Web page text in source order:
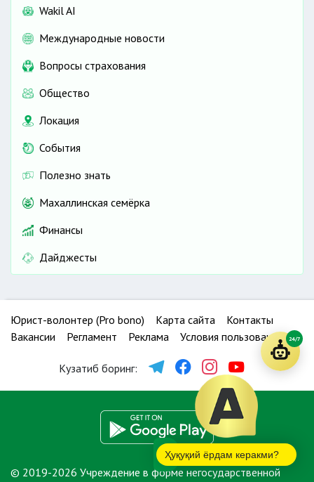
Wakil AI
Международные новости
Вопросы страхования
Общество
Локация
События
Полезно знать
Махаллинская семёрка
Финансы
Дайджесты
Юрист-волонтер (Pro bono) Карта сайта
Контакты
Вакансии
Регламент Реклама Условия пользования
Кузатиб боринг:
© 2019-2026 Учреждение в форме негосударственной
Ҳуқуқий ёрдам керакми?
24/7